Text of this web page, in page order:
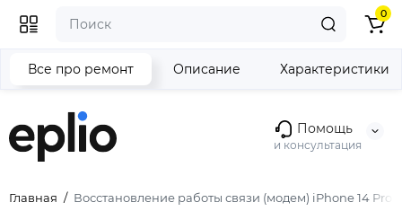
Помощь
и консультация
0
Главная Восстановление работы связи (модем) iPhone 14 Pro
Все про ремонт Описание Характеристики